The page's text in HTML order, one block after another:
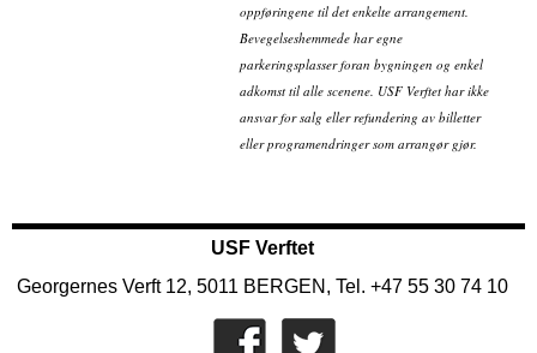
oppføringene til det enkelte arrangement.
Bevegelseshemmede har egne
parkeringsplasser foran bygningen og enkel
adkomst til alle scenene. USF Verftet har ikke
ansvar for salg eller refundering av billetter
eller programendringer som arrangør gjør.
USF Verftet
Georgernes Verft 12, 5011 BERGEN, Tel. +47 55 30 74 10